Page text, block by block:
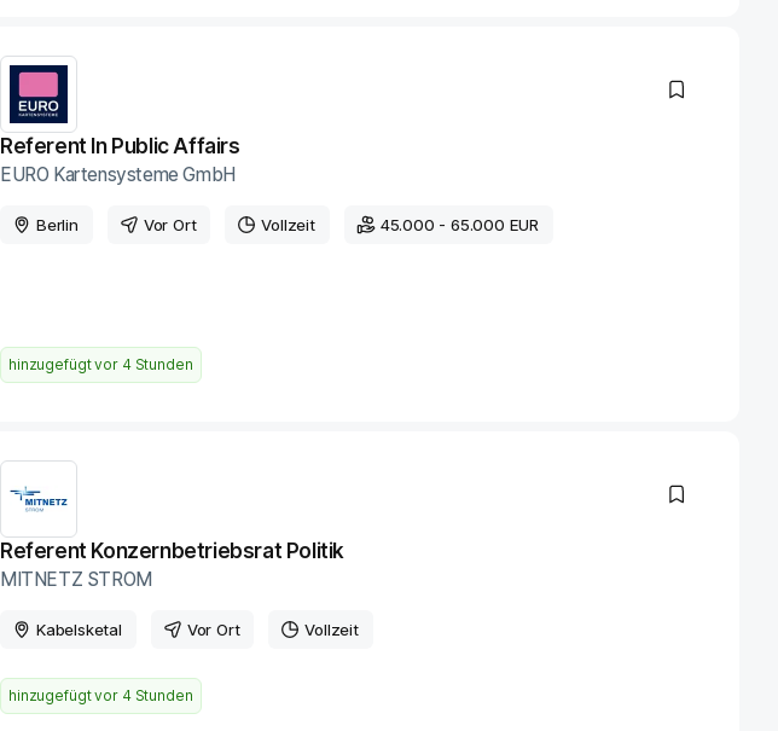
Referent In Public Affairs
EURO Kartensysteme GmbH
Berlin Vor Ort Vollzeit 45.000 - 65.000 EUR
hinzugefügt vor 4 Stunden
Referent Konzernbetriebsrat Politik
MITNETZ STROM
Kabelsketal Vor Ort Vollzeit
hinzugefügt vor 4 Stunden